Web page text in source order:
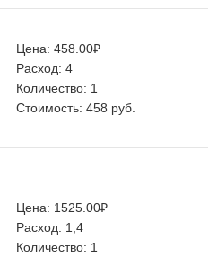
Цена: 458.00₽
Расход: 4
Количество: 1
Стоимость: 458 руб.
Цена: 1525.00₽
Расход: 1,4
Количество: 1